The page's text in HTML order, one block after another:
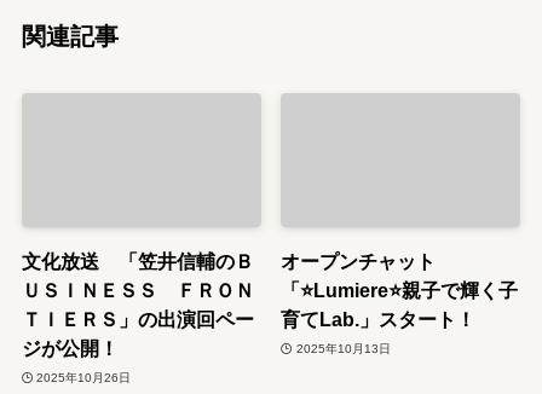
関連記事
文化放送 「笠井信輔のＢ
ＵＳＩＮＥＳＳ ＦＲＯＮ
ＴＩＥＲＳ」の出演回ペー
ジが公開！
2025年10月26日
オープンチャット
「⭐️Lumiere⭐️親子で輝く子
育てLab.」スタート！
2025年10月13日